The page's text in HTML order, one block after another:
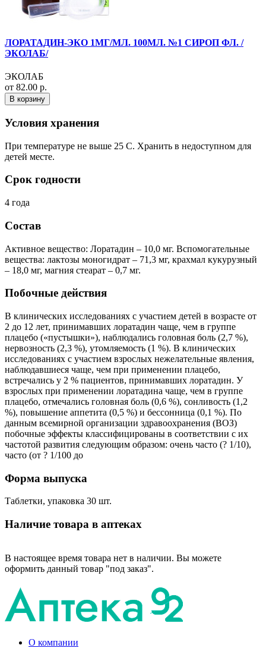
ЛОРАТАДИН-ЭКО 1МГ/МЛ. 100МЛ. №1 СИРОП ФЛ. /
ЭКОЛАБ/
ЭКОЛАБ
от 82.00 р.
В корзину
Условия хранения
При температуре не выше 25 С. Хранить в недоступном для
детей месте.
Срок годности
4 года
Состав
Активное вещество: Лоратадин – 10,0 мг. Вспомогательные
вещества: лактозы моногидрат – 71,3 мг, крахмал кукурузный
– 18,0 мг, магния стеарат – 0,7 мг.
Побочные действия
В клинических исследованиях с участием детей в возрасте от
2 до 12 лет, принимавших лоратадин чаще, чем в группе
плацебо («пустышки»), наблюдались головная боль (2,7 %),
нервозность (2,3 %), утомляемость (1 %). В клинических
исследованиях с участием взрослых нежелательные явления,
наблюдавшиеся чаще, чем при применении плацебо,
встречались у 2 % пациентов, принимавших лоратадин. У
взрослых при применении лоратадина чаще, чем в группе
плацебо, отмечались головная боль (0,6 %), сонливость (1,2
%), повышение аппетита (0,5 %) и бессонница (0,1 %). По
данным всемирной организации здравоохранения (ВОЗ)
побочные эффекты классифицированы в соответствии с их
частотой развития следующим образом: очень часто (? 1/10),
часто (от ? 1/100 до
Форма выпуска
Таблетки, упаковка 30 шт.
Наличие товара в аптеках
В настоящее время товара нет в наличии. Вы можете
оформить данный товар "под заказ".
О компании